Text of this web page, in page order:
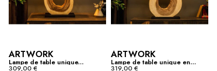
ARTWORK
Lampe de table unique...
309,00 €
ARTWORK
Lampe de table unique en...
319,00 €